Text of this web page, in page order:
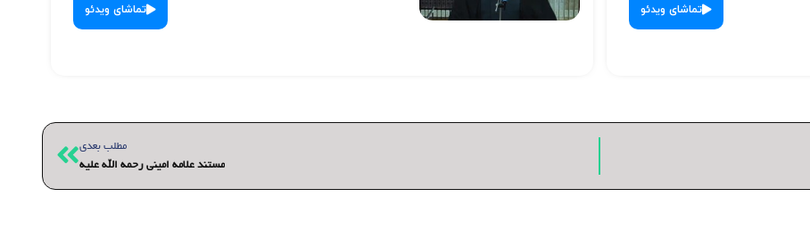
تماشای ویدئو تماشای ویدئو
مطلب بعدی
مستند علامه امینی رحمه الله علیه
بعدی